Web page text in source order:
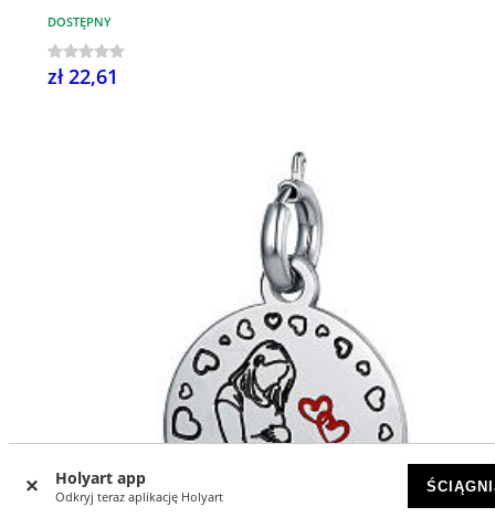
Holyart app
Odkryj teraz aplikację Holyart
DOSTĘPNY
zł 22,61